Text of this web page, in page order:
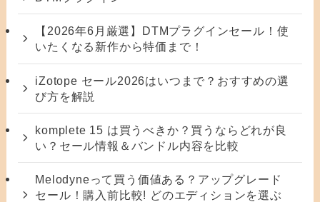
【2026年6月厳選】DTMプラグインセール！使
いたくなる新作から特価まで！
iZotope セール2026はいつまで？おすすめの選
び方を解説
komplete 15 は買うべきか？買うならどれが良
い？セール情報＆バンドル内容を比較
Melodyneって買う価値ある？アップグレード
セール！購入前比較! どのエディションを選ぶ